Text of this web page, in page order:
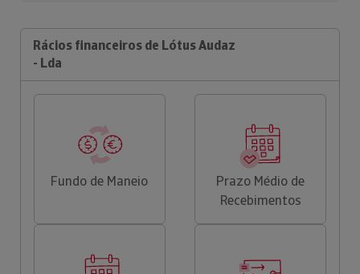
Rácios financeiros de Lótus Audaz
- Lda
Fundo de Maneio
Prazo Médio de
Recebimentos